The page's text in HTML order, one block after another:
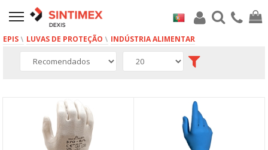
EPIS LUVAS DE PROTEÇÃO INDÚSTRIA ALIMENTAR